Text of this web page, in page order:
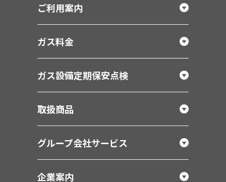
ご利用案内
ガス料金
ガス設備定期保安点検
取扱商品
グループ会社サービス
企業案内